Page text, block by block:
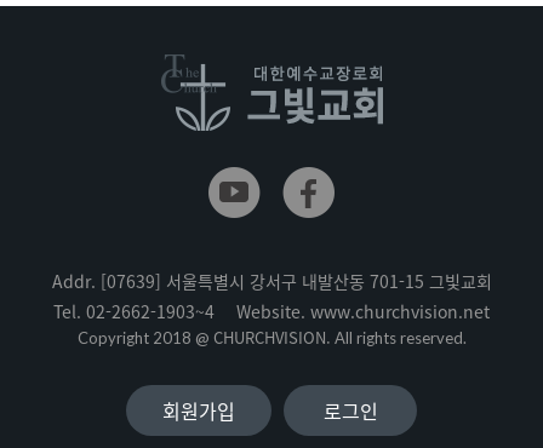
Addr. [07639] 서울특별시 강서구 내발산동 701-15 그빛교회
Tel. 02-2662-1903~4 Website. www.churchvision.net
Copyright 2018 @ CHURCHVISION. All rights reserved.
회원가입 로그인